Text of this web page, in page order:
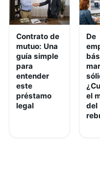
Contrato de
mutuo: Una
guía simple
para
entender
este
préstamo
legal
De
el
del